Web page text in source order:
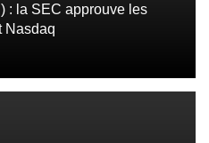
: la SEC approuve les
Nasdaq